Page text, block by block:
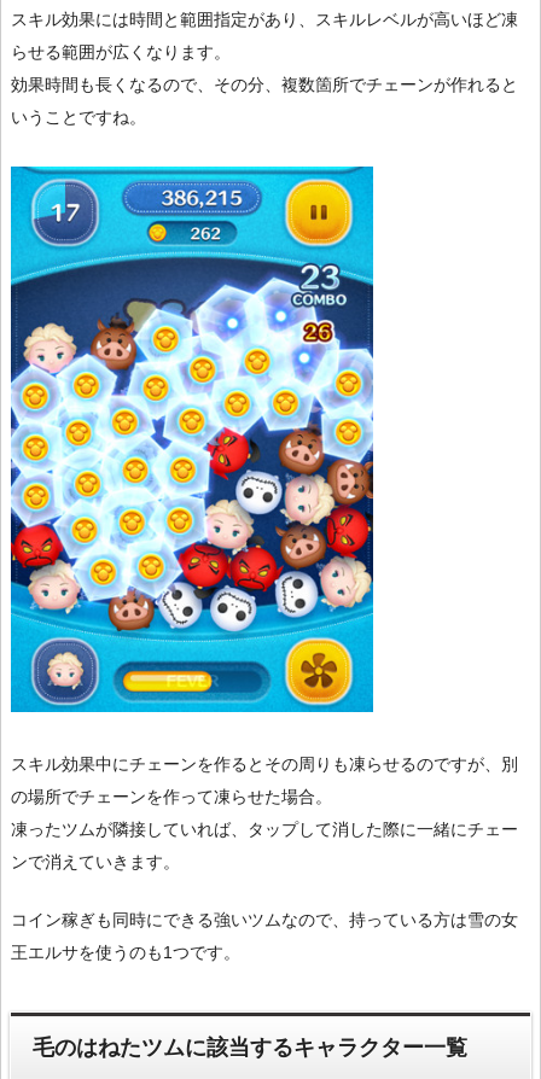
スキル効果には時間と範囲指定があり、スキルレベルが高いほど凍
らせる範囲が広くなります。
効果時間も長くなるので、その分、複数箇所でチェーンが作れると
いうことですね。
スキル効果中にチェーンを作るとその周りも凍らせるのですが、別
の場所でチェーンを作って凍らせた場合。
凍ったツムが隣接していれば、タップして消した際に一緒にチェー
ンで消えていきます。
コイン稼ぎも同時にできる強いツムなので、持っている方は雪の女
王エルサを使うのも1つです。
毛のはねたツムに該当するキャラクター一覧